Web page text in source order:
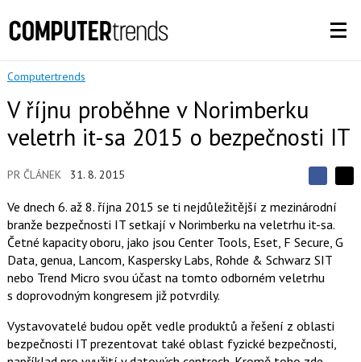
Computertrends
V říjnu proběhne v Norimberku
veletrh it-sa 2015 o bezpečnosti IT
PR ČLÁNEK 31. 8. 2015
S
d
í
l
e
t
S
í
l
j
t
n
c
e
Ve dnech 6. až 8. října 2015 se ti nejdůležitější z mezinárodní
branže bezpečnosti IT setkají v Norimberku na veletrhu it-sa.
Četné kapacity oboru, jako jsou Center Tools, Eset, F Secure, G
Data, genua, Lancom, Kaspersky Labs, Rohde & Schwarz SIT
nebo Trend Micro svou účast na tomto odborném veletrhu
s doprovodným kongresem již potvrdily.
Vystavovatelé budou opět vedle produktů a řešení z oblasti
bezpečnosti IT prezentovat také oblast fyzické bezpečnosti,